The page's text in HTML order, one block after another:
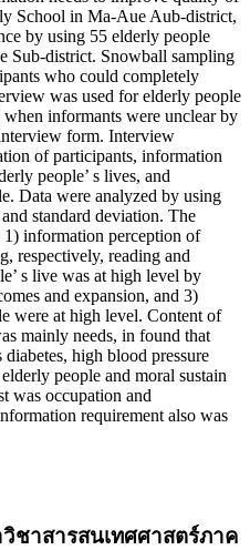
School in Ma-Aue Aub-district,
by using 55 elderly people
Sub-district. Snowball sampling
who could completely
was used for elderly people
informants were unclear by
form. Interview
of participants, information
people’ s lives, and
Data were analyzed by using
standard deviation. The
information perception of
respectively, reading and
s live was at high level by
and expansion, and 3)
were at high level. Content of
mainly needs, in found that
diabetes, high blood pressure
people and moral sustain
was occupation and
requirement also was
ชาสารสนเทศศาสตร์ภาค